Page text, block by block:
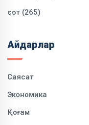
сот (265)
Айдарлар
Саясат
Экономика
Қоғам